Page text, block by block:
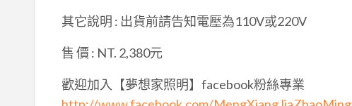
其它說明 : 出貨前請告知電壓為110V或220V
售 價 : NT. 2,380元
歡迎加入【夢想家照明】facebook粉絲專業